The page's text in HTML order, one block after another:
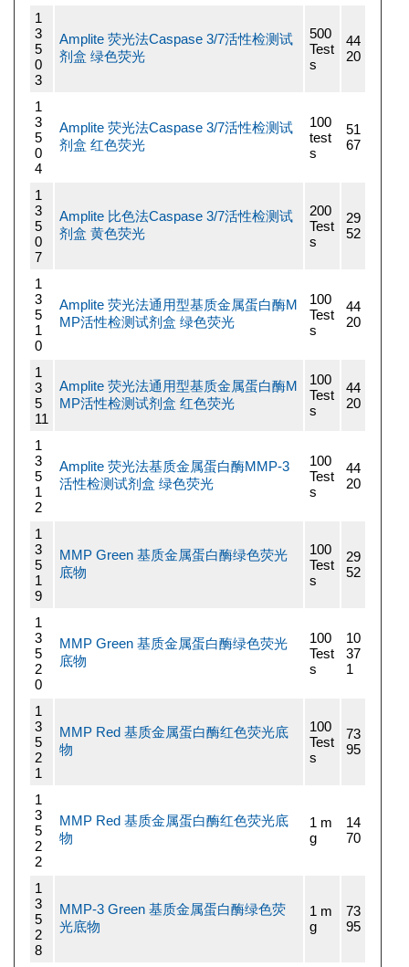
1
3
5
0
3
Amplite 荧光法Caspase 3/7活性检测试
剂盒 绿色荧光
500
Test
s
44
20
1
3
5
0
4
Amplite 荧光法Caspase 3/7活性检测试
剂盒 红色荧光
100
test
s
51
67
1
3
5
0
7
Amplite 比色法Caspase 3/7活性检测试
剂盒 黄色荧光
200
Test
s
29
52
1
3
5
1
0
Amplite 荧光法通用型基质金属蛋白酶M
MP活性检测试剂盒 绿色荧光
100
Test
s
44
20
1
3
5
11
Amplite 荧光法通用型基质金属蛋白酶M
MP活性检测试剂盒 红色荧光
100
Test
s
44
20
1
3
5
1
2
Amplite 荧光法基质金属蛋白酶MMP-3
活性检测试剂盒 绿色荧光
100
Test
s
44
20
1
3
5
1
9
MMP Green 基质金属蛋白酶绿色荧光
底物
100
Test
s
29
52
1
3
5
2
0
MMP Green 基质金属蛋白酶绿色荧光
底物
100
Test
s
10
37
1
1
3
5
2
1
MMP Red 基质金属蛋白酶红色荧光底
物
100
Test
s
73
95
1
3
5
2
2
MMP Red 基质金属蛋白酶红色荧光底
物
1 m
g
14
70
1
3
5
2
8
MMP-3 Green 基质金属蛋白酶绿色荧
光底物
1 m
g
73
95